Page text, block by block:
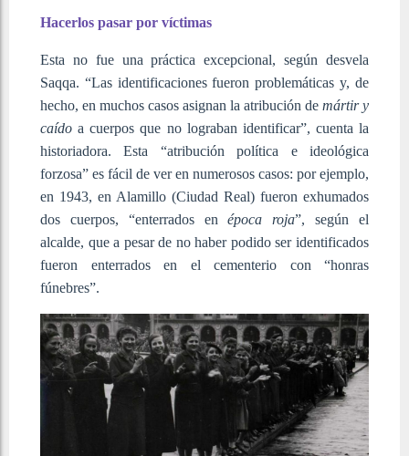
Hacerlos pasar por víctimas
Esta no fue una práctica excepcional, según desvela
Saqqa. “Las identificaciones fueron problemáticas y, de
hecho, en muchos casos asignan la atribución de mártir y
caído a cuerpos que no lograban identificar”, cuenta la
historiadora. Esta “atribución política e ideológica
forzosa” es fácil de ver en numerosos casos: por ejemplo,
en 1943, en Alamillo (Ciudad Real) fueron exhumados
dos cuerpos, “enterrados enépoca roja”, según el
alcalde, que a pesar de no haber podido ser identificados
fueron enterrados en el cementerio con “honras
fúnebres”.